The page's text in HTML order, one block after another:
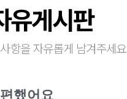
유게시판
항을 자유롭게 남겨주세요
했어요